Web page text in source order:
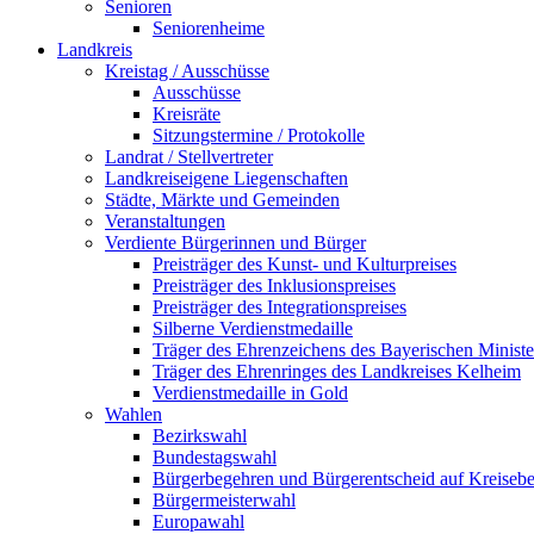
Senioren
Seniorenheime
Landkreis
Kreistag / Ausschüsse
Ausschüsse
Kreisräte
Sitzungstermine / Protokolle
Landrat / Stellvertreter
Landkreiseigene Liegenschaften
Städte, Märkte und Gemeinden
Veranstaltungen
Verdiente Bürgerinnen und Bürger
Preisträger des Kunst- und Kulturpreises
Preisträger des Inklusionspreises
Preisträger des Integrationspreises
Silberne Verdienstmedaille
Träger des Ehrenzeichens des Bayerischen
Träger des Ehrenringes des Landkreises Kelheim
Verdienstmedaille in Gold
Wahlen
Bezirkswahl
Bundestagswahl
Bürgerbegehren und Bürgerentscheid auf
Bürgermeisterwahl
Europawahl